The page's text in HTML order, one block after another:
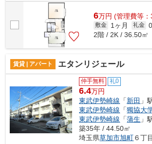
ルの空室情報ならコチラ。山一管理セ...
6万円 (管理費等
敷金 1ヶ月 礼金
2階 / 2K / 36.50㎡
賃貸 | アパート エタンリジェール
仲手無料 礼0
6.4万円
東武伊勢崎線 「新田 」
東武伊勢崎線 「獨協大
東武伊勢崎線 「蒲生 」
築35年 / 44.50㎡
埼玉県草加市旭町６丁